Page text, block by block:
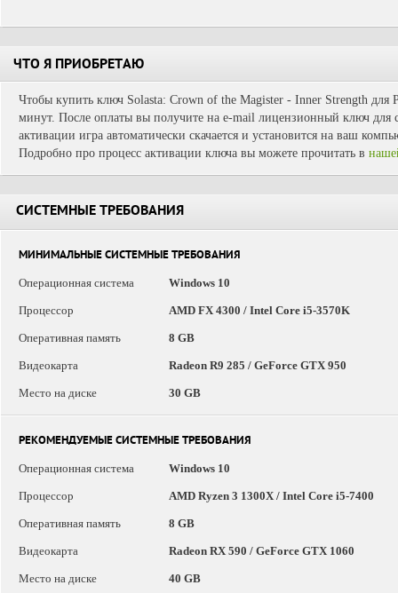
ЧТО Я ПРИОБРЕТАЮ
Чтобы купить ключ Solasta: Crown of the Magister - Inner Strength для
минут. После оплаты вы получите на e-mail лицензионный ключ для
активации игра автоматически скачается и установится на ваш
Подробно про процесс активации ключа вы можете прочитать в
СИСТЕМНЫЕ ТРЕБОВАНИЯ
МИНИМАЛЬНЫЕ СИСТЕМНЫЕ ТРЕБОВАНИЯ
Операционная система
Windows 10
Процессор AMD FX 4300 / Intel Core i5-3570K
Оперативная память 8 GB
Видеокарта Radeon R9 285 / GeForce GTX 950
Место на диске 30 GB
РЕКОМЕНДУЕМЫЕ СИСТЕМНЫЕ ТРЕБОВАНИЯ
Операционная система
Windows 10
Процессор AMD Ryzen 3 1300X / Intel Core i5-7400
Оперативная память 8 GB
Видеокарта Radeon RX 590 / GeForce GTX 1060
Место на диске 40 GB